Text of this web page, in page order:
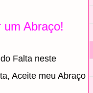
Abraço!
Falta neste
Aceite meu Abraço